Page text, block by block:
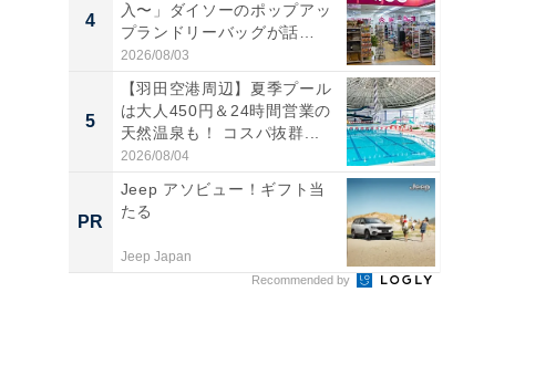
4
入〜」ダイソーのポップアッ
プランドリーバッグが話
題。“さま...
2026/08/03
5
【羽田空港周辺】夏季プール
は大人450円＆24時間営業の
天然温泉も！ コスパ抜群...
2026/08/04
PR
Jeep アソビュー！ギフト当
たる
Jeep Japan
Recommended by